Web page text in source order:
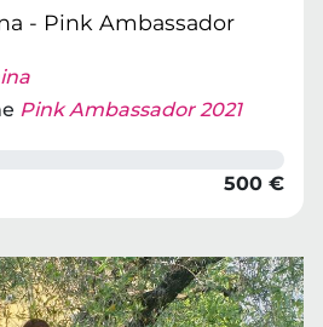
- Pink Ambassador
Pink Ambassador 2021
500 €